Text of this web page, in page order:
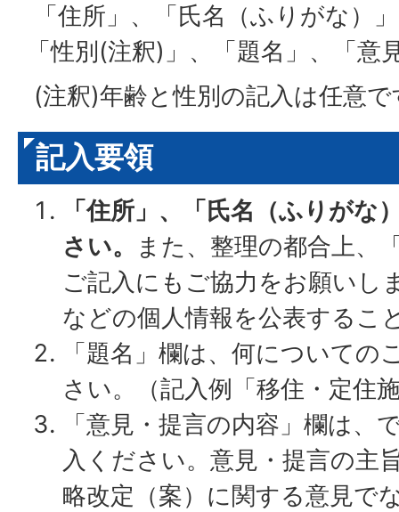
「住所」、「氏名（ふりがな）
「性別(注釈)」、「題名」、「意
(注釈)年齢と性別の記入は任意で
記入要領
「住所」、「氏名（ふりがな
さい。
また、整理の都合上、
ご記入にもご協力をお願いし
などの個人情報を公表するこ
「題名」欄は、何についての
さい。（記入例「移住・定住
「意見・提言の内容」欄は、
入ください。意見・提言の主
略改定（案）に関する意見で